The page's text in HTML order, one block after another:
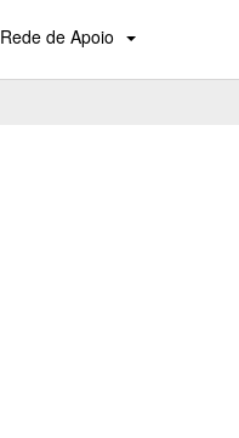
Rede de Apoio